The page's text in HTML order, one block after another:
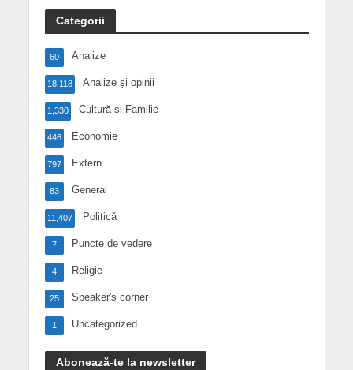
Categorii
Analize
60
Analize și opinii
18,118
Cultură și Familie
1,330
Economie
446
Extern
797
General
83
Politică
11,407
Puncte de vedere
7
Religie
4
Speaker's corner
25
Uncategorized
1
Abonează-te la newsletter